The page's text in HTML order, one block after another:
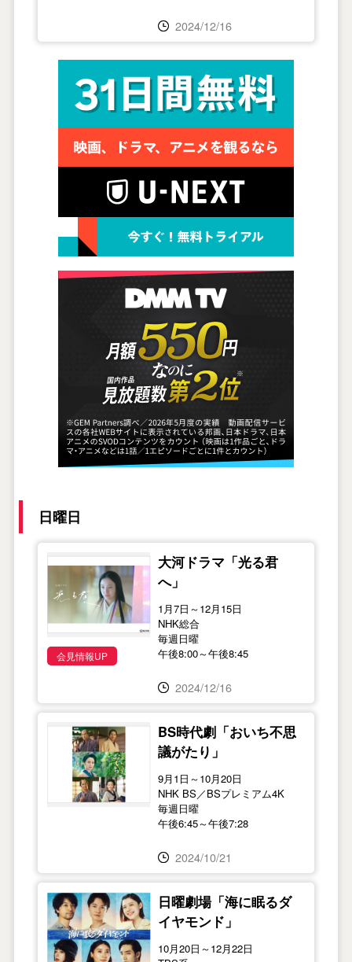
2024/12/16
日曜日
会見情報UP
大河ドラマ「光る君
へ」
1月7日～12月15日
NHK総合
毎週日曜
午後8:00～午後8:45
2024/12/16
BS時代劇「おいち不思
議がたり」
9月1日～10月20日
NHK BS／BSプレミアム4K
毎週日曜
午後6:45～午後7:28
2024/10/21
日曜劇場「海に眠るダ
イヤモンド」
10月20日～12月22日